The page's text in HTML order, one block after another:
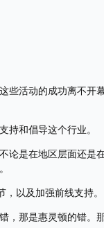
些活动的成功离不开
持和倡导这个行业。
论是在地区层面还是
以及加强前线支持。
那是惠灵顿的错。